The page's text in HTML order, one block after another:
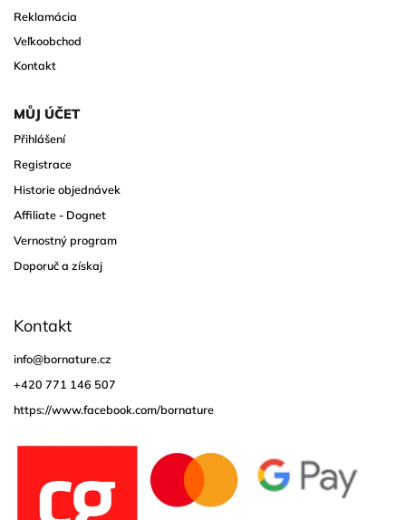
Reklamácia
Veľkoobchod
Kontakt
MŮJ ÚČET
Přihlášení
Registrace
Historie objednávek
Affiliate - Dognet
Vernostný program
Doporuč a získaj
Kontakt
info@bornature.cz
+420 771 146 507
https://www.facebook.com/bornature